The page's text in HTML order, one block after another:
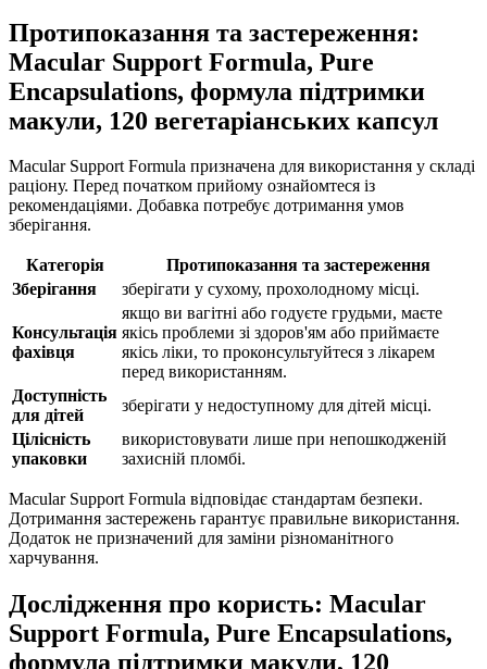
Протипоказання та застереження:
Macular Support Formula, Pure
Encapsulations, формула підтримки
макули, 120 вегетаріанських капсул
Macular Support Formula призначена для використання у складі
раціону. Перед початком прийому ознайомтеся із
рекомендаціями. Добавка потребує дотримання умов
зберігання.
Категорія
Протипоказання та застереження
Зберігання
зберігати у сухому, прохолодному місці.
Консультація
фахівця
якщо ви вагітні або годуєте грудьми, маєте
якісь проблеми зі здоров'ям або приймаєте
якісь ліки, то проконсультуйтеся з лікарем
перед використанням.
Доступність
для дітей
зберігати у недоступному для дітей місці.
Цілісність
упаковки
використовувати лише при непошкодженій
захисній пломбі.
Macular Support Formula відповідає стандартам безпеки.
Дотримання застережень гарантує правильне використання.
Додаток не призначений для заміни різноманітного
харчування.
Дослідження про користь: Macular
Support Formula, Pure Encapsulations,
формула підтримки макули, 120